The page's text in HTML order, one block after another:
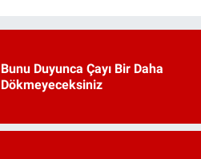
Bunu Duyunca Çayı Bir Daha
Dökmeyeceksiniz